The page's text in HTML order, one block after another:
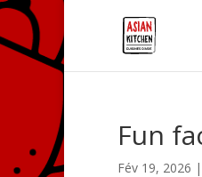
Fun
Fév 19, 2026 |